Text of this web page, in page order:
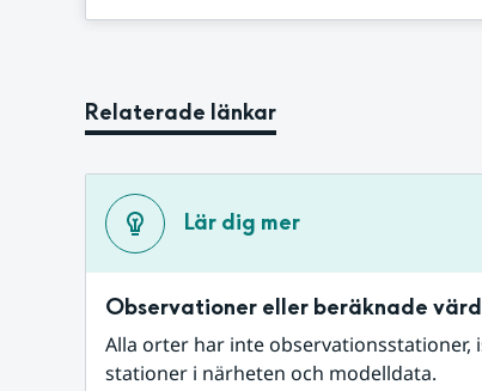
Relaterade länkar
Lär dig mer
Observationer eller beräknade
Alla orter har inte
stationer i närheten och modelldata.